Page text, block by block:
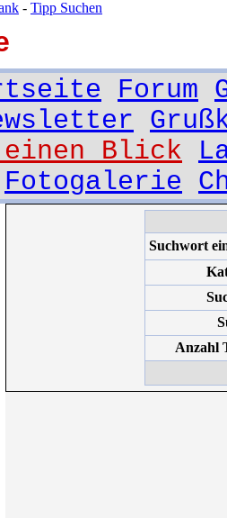
Forum
Blick
Fotogalerie
- Tipp Suchen
Suchwort
Anzahl